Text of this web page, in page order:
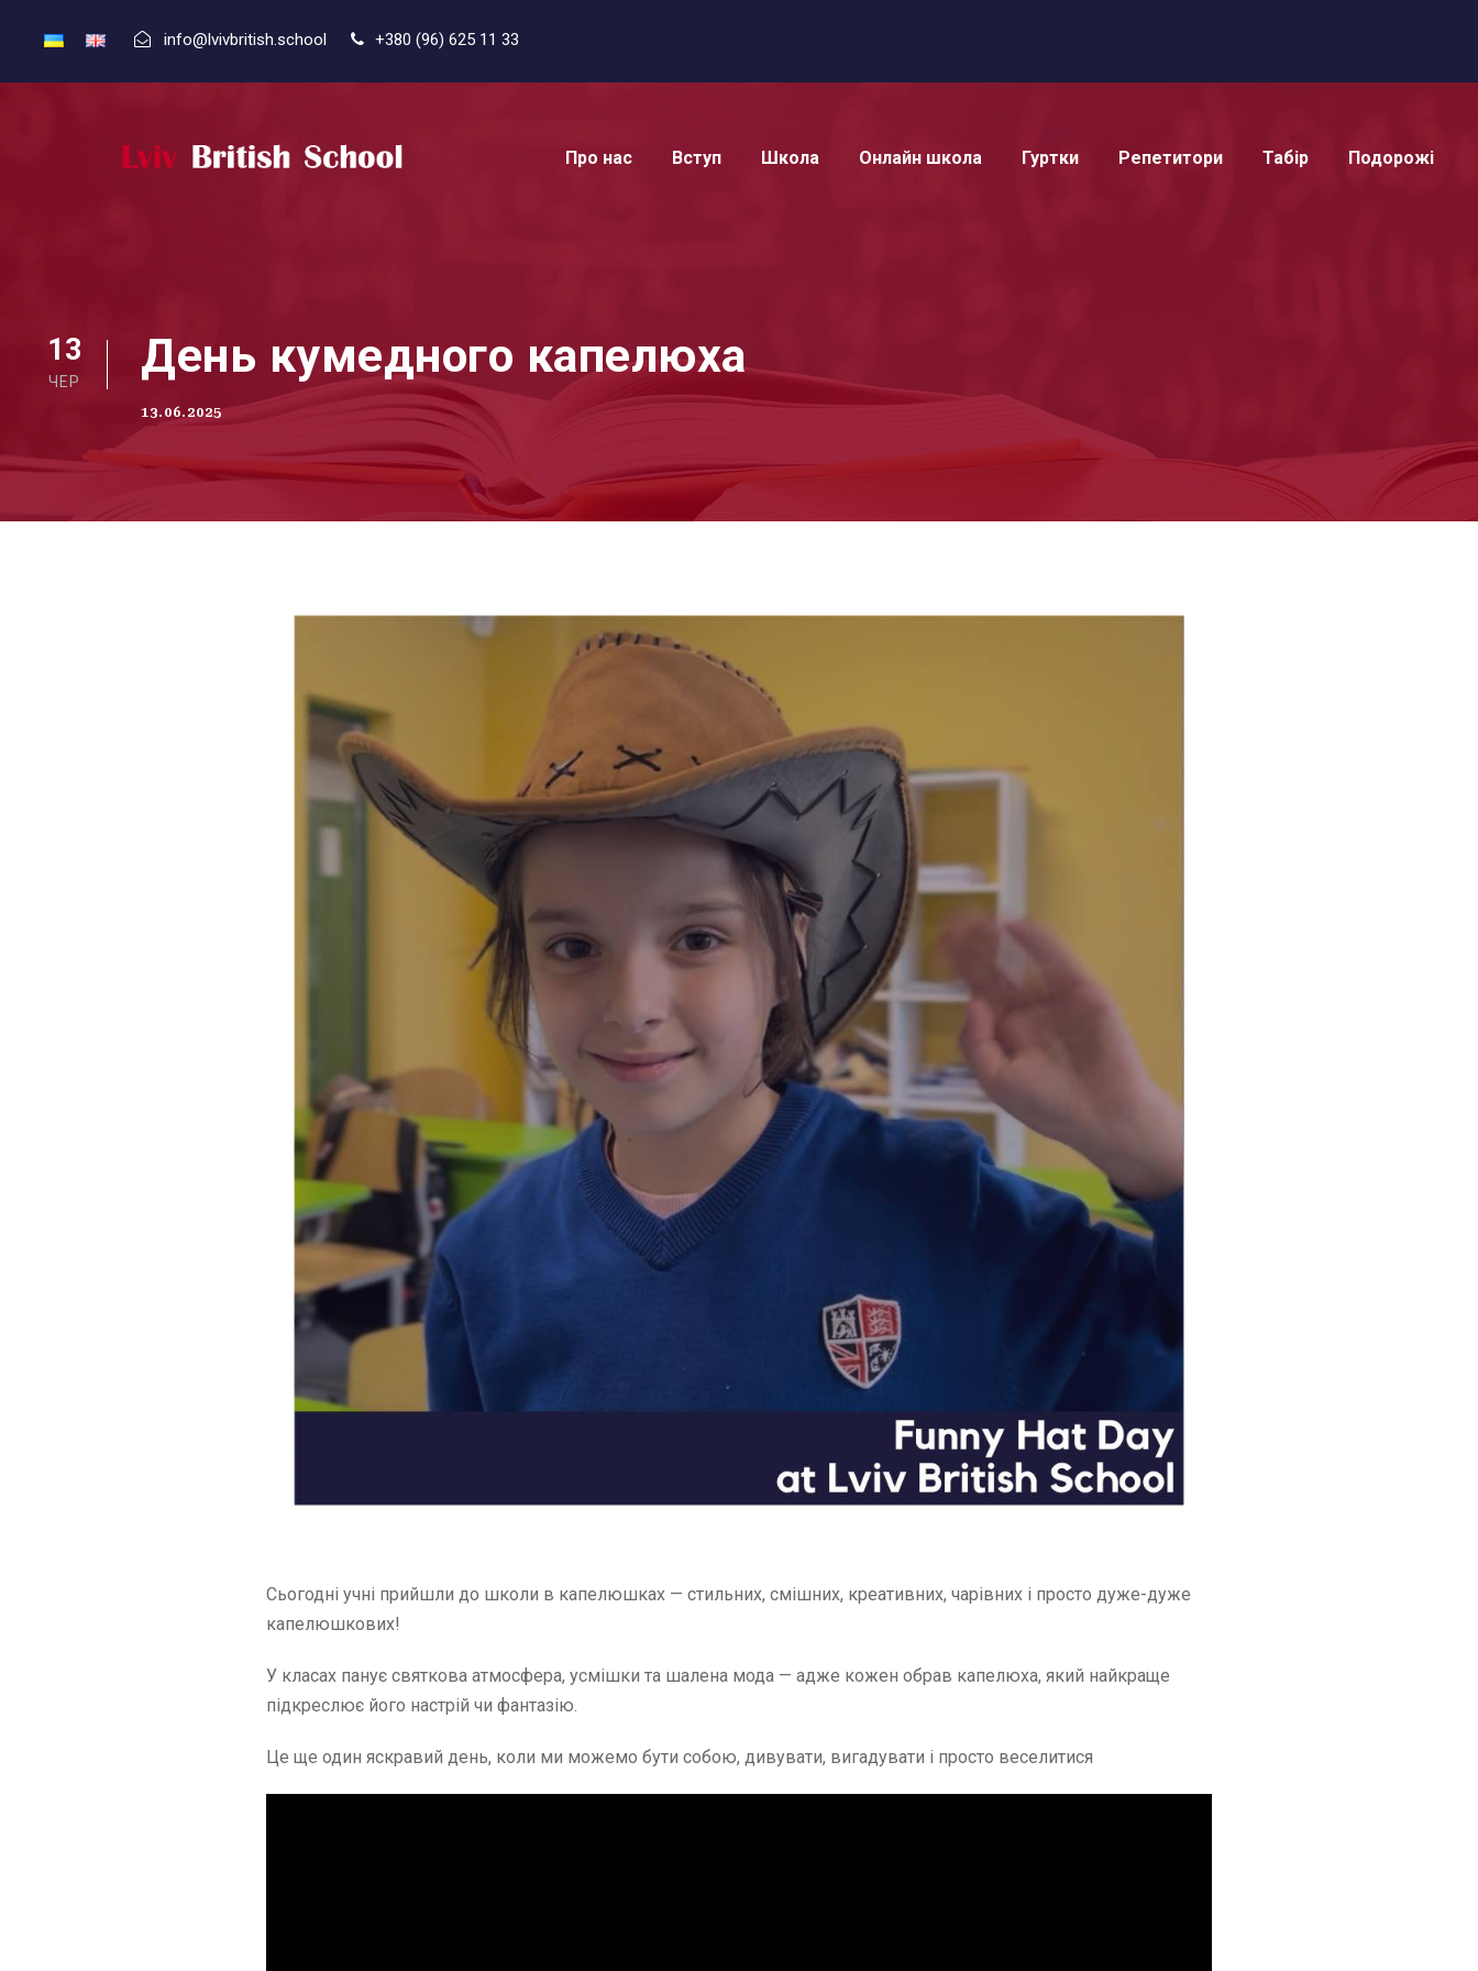
info@lvivbritish.school +380 (96) 625 11 33
Про нас Вступ Школа Онлайн школа Гуртки Репетитори Табір Подорожі
13
ЧЕР День кумедного капелюха
13.06.2025
Сьогодні учні прийшли до школи в капелюшках — стильних, смішних, креативних, чарівних і просто дуже-дуже
капелюшкових!
У класах панує святкова атмосфера, усмішки та шалена мода — адже кожен обрав капелюха, який найкраще
підкреслює його настрій чи фантазію.
Це ще один яскравий день, коли ми можемо бути собою, дивувати, вигадувати і просто веселитися